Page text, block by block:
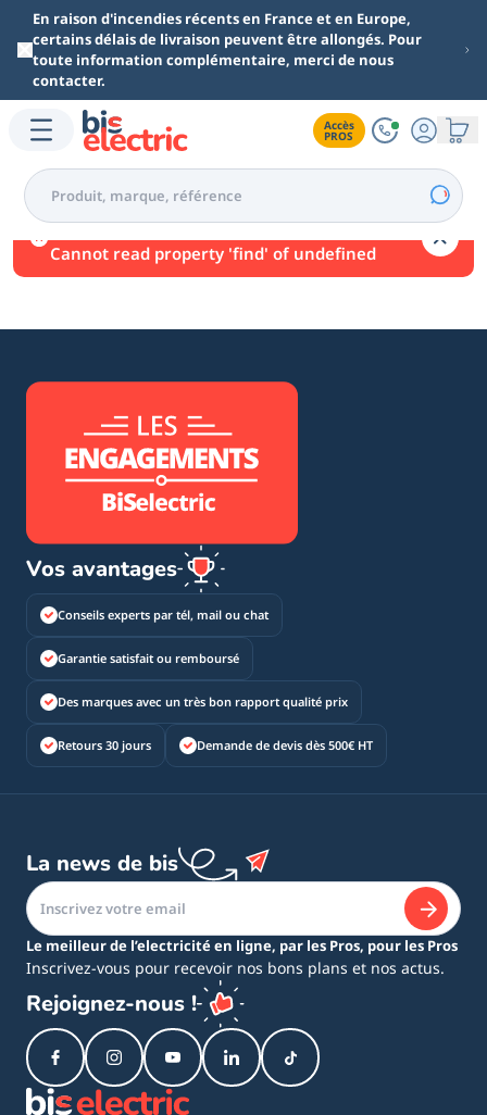
Aller au contenu principal
En raison d'incendies récents en France et en Europe,
certains délais de livraison peuvent être allongés. Pour
toute information complémentaire, merci de nous
contacter.
Accès
PROS
Une erreur est survenue.
Cannot read property 'find' of undefined
Vos avantages
Conseils experts par tél, mail ou chat
Garantie satisfait ou remboursé
Des marques avec un très bon rapport qualité prix
Retours 30 jours Demande de devis dès 500€ HT
La news de bis
Le meilleur de l’electricité en ligne, par les Pros, pour les Pros
Inscrivez-vous pour recevoir nos bons plans et nos actus.
Rejoignez-nous !